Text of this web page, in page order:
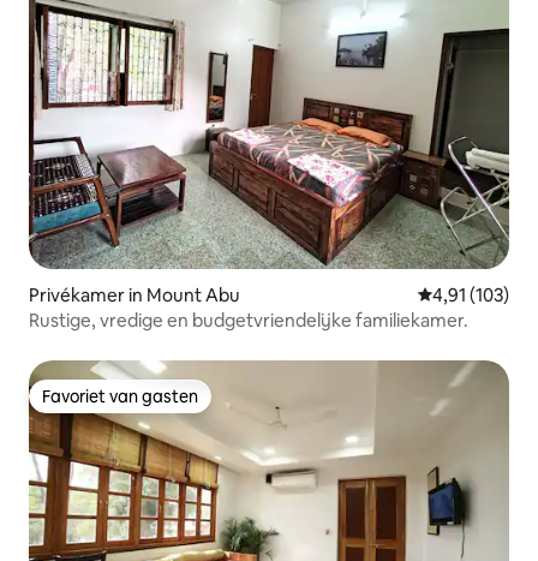
Privékamer in Mount Abu Gemiddelde
4,91 (103)
Rustige, vredige en budgetvriendelijke familiekamer.
Favoriet van gasten
Favoriet van gasten